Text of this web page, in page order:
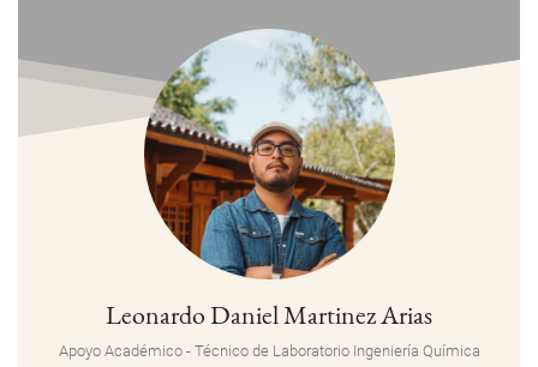
Leonardo Daniel Martinez Arias
Apoyo Académico - Técnico de Laboratorio Ingeniería Química